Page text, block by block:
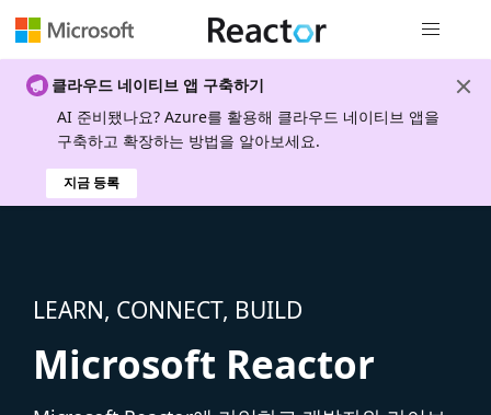
클라우드 네이티브 앱 구축하기
AI 준비됐나요? Azure를 활용해 클라우드 네이티브 앱을
구축하고 확장하는 방법을 알아보세요.
지금 등록
LEARN, CONNECT, BUILD
Microsoft Reactor